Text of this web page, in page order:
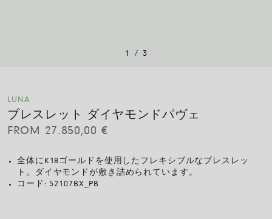
1 / 3
LUNA
ブレスレット ダイヤモンドパヴェ
FROM 27.850,00 €
全体にK18ゴールドを使用したフレキシブルなブレスレッ
ト。ダイヤモンドが敷き詰められています。
コード:52107BX_PB